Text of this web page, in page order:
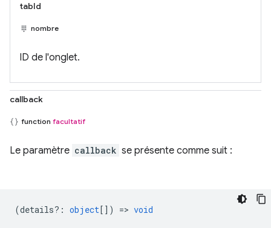
tabId
nombre
ID de l'onglet.
callback
function facultatif
Le paramètre callback se présente comme suit :
(details? : object[]) => void